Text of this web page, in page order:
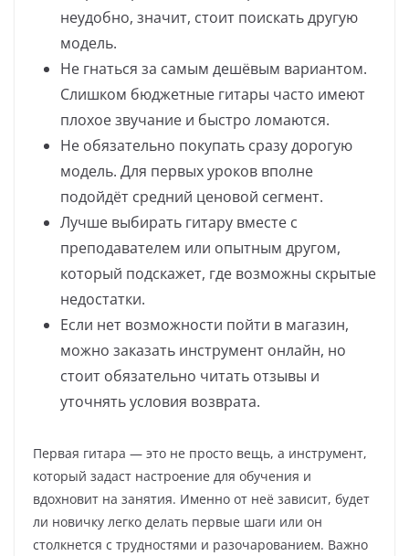
неудобно, значит, стоит поискать другую
модель.
Не гнаться за самым дешёвым вариантом.
Слишком бюджетные гитары часто имеют
плохое звучание и быстро ломаются.
Не обязательно покупать сразу дорогую
модель. Для первых уроков вполне
подойдёт средний ценовой сегмент.
Лучше выбирать гитару вместе с
преподавателем или опытным другом,
который подскажет, где возможны скрытые
недостатки.
Если нет возможности пойти в магазин,
можно заказать инструмент онлайн, но
стоит обязательно читать отзывы и
уточнять условия возврата.
Первая гитара — это не просто вещь, а инструмент,
который задаст настроение для обучения и
вдохновит на занятия. Именно от неё зависит, будет
ли новичку легко делать первые шаги или он
столкнется с трудностями и разочарованием. Важно